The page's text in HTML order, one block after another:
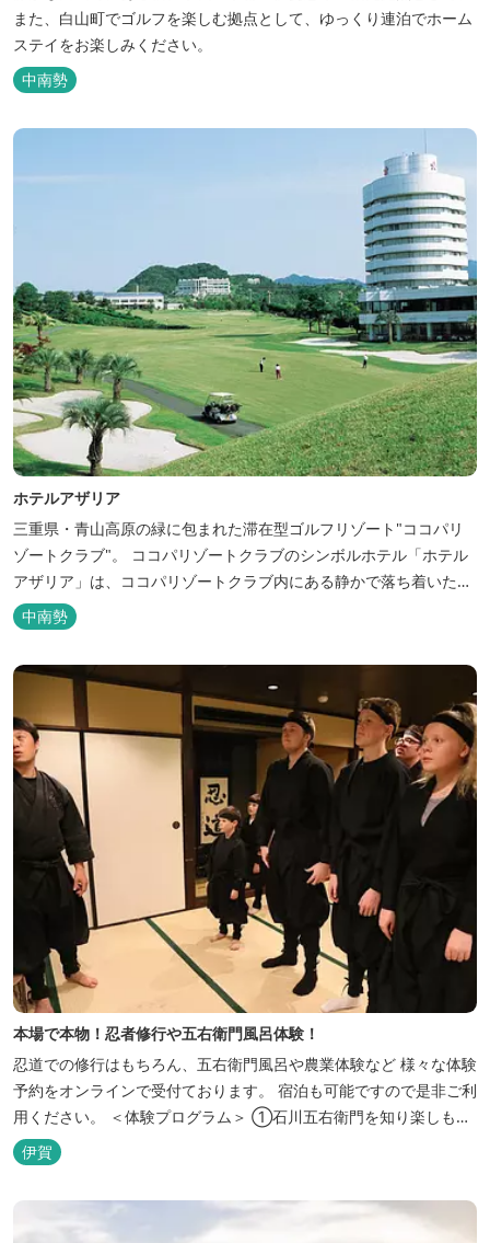
また、白山町でゴルフを楽しむ拠点として、ゆっくり連泊でホーム
ステイをお楽しみください。
中南勢
ホテルアザリア
三重県・青山高原の緑に包まれた滞在型ゴルフリゾート"ココパリ
ゾートクラブ"。 ココパリゾートクラブのシンボルホテル「ホテル
アザリア」は、ココパリゾートクラブ内にある静かで落ち着いた雰
囲気の宿泊施設です。 円筒形の特徴ある建物には、ツインや和洋室
など多彩な客室を備え、窓からはリゾートの美しい景色が広がりま
ちろん、伊勢...
中南勢
本場で本物！忍者修行や五右衛門風呂体験！
忍道での修行はもちろん、五右衛門風呂や農業体験など 様々な体験
予約をオンラインで受付ております。 宿泊も可能ですので是非ご利
用ください。 ＜体験プログラム＞ ①石川五右衛門を知り楽しも
う！ ②忍者をめざそう！（入門・初級編） ③忍者の基礎体力づく
り！農業体験！ ④忍者の里山散策と忍者修行を楽しもう！（山中
伊賀